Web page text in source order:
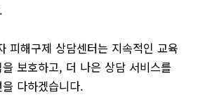
피해구제 상담센터는 지속적인 교육
보호하고, 더 나은 상담 서비스를
다하겠습니다.